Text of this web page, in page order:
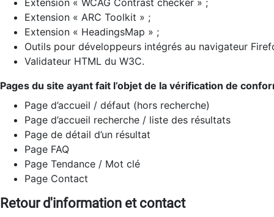
Extension « WCAG Contrast checker » ;
Extension « ARC Toolkit » ;
Extension « HeadingsMap » ;
Outils pour développeurs intégrés au navigateur
Validateur HTML du W3C.
Pages du site ayant fait l’objet de la vérification de
Page d’accueil / défaut (hors recherche)
Page d’accueil recherche / liste des résultats
Page de détail d’un résultat
Page FAQ
Page Tendance / Mot clé
Page Contact
Retour d'information et contact